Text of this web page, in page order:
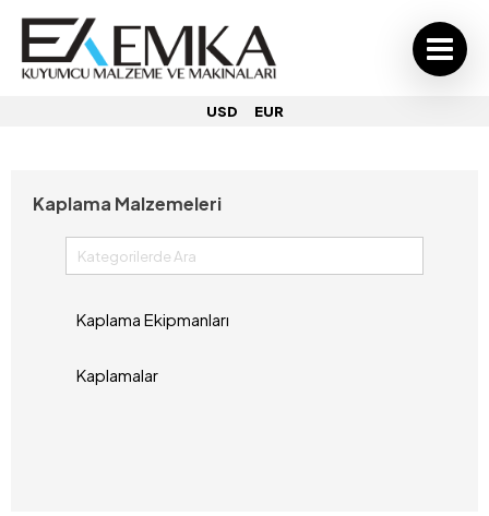
USD EUR
Kaplama Malzemeleri
Kaplama Ekipmanları
Kaplamalar